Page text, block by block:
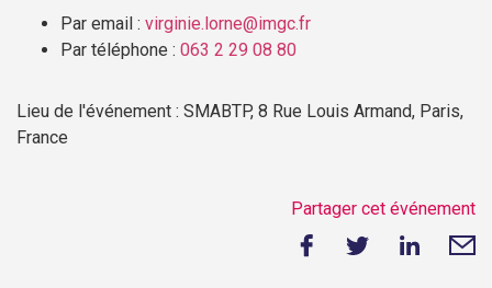
Par email : virginie.lorne@imgc.fr
Par téléphone : 063 2 29 08 80
Lieu de l'événement : SMABTP, 8 Rue Louis Armand, Paris,
France
Partager cet événement